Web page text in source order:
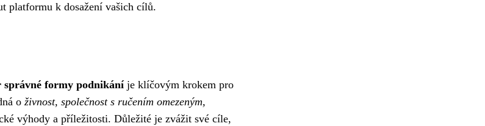
platformu k dosažení vašich cílů.
správné formy podnikáníje klíčovým krokem pro
o živnost, společnost s ručením omezeným,
výhody a příležitosti. Důležité je zvážit své cíle,